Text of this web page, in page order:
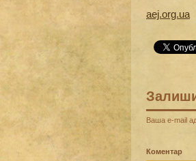
aej.org.ua
Ваша e-mail
Коментар